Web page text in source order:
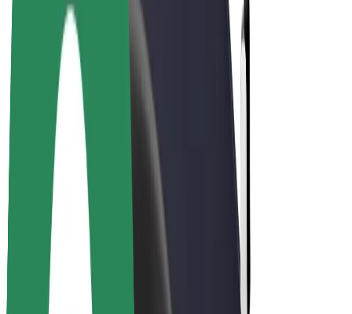
El-sykler
Bolt Pluss
Tjen med Bolt
Sjåfører
Sjåførinntekter
Leveringsbud
Inntekter for leveringsbud
Bolt Food-partnere
Flåter
Franchiser
Bedrift